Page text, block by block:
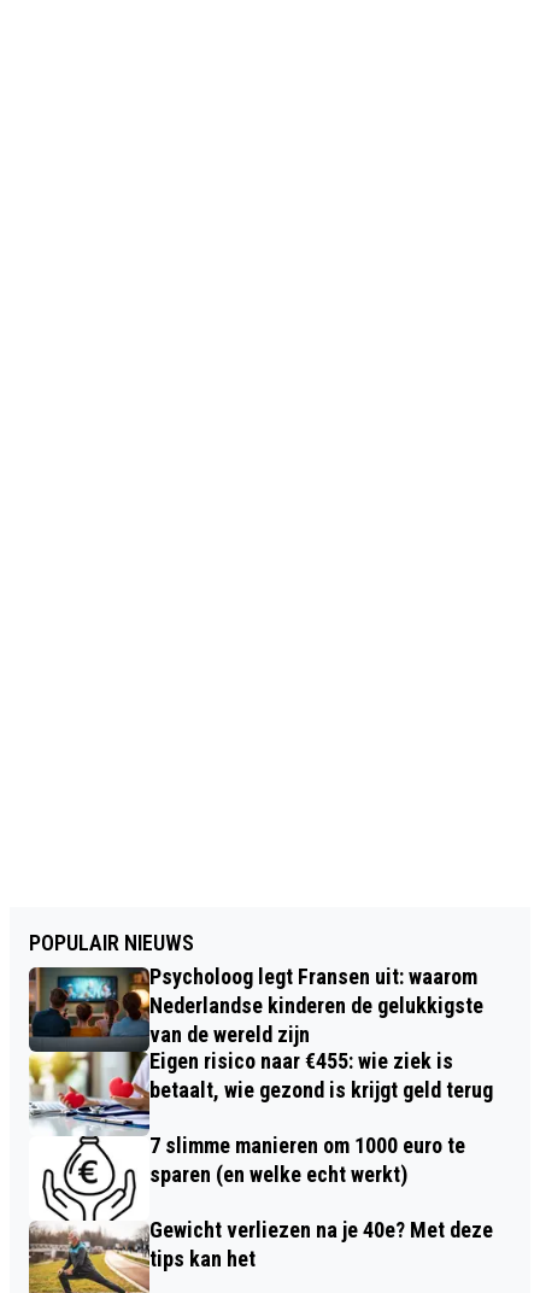
POPULAIR NIEUWS
Psycholoog legt Fransen uit: waarom
Nederlandse kinderen de gelukkigste
van de wereld zijn
Eigen risico naar €455: wie ziek is
betaalt, wie gezond is krijgt geld terug
7 slimme manieren om 1000 euro te
sparen (en welke echt werkt)
Gewicht verliezen na je 40e? Met deze
tips kan het